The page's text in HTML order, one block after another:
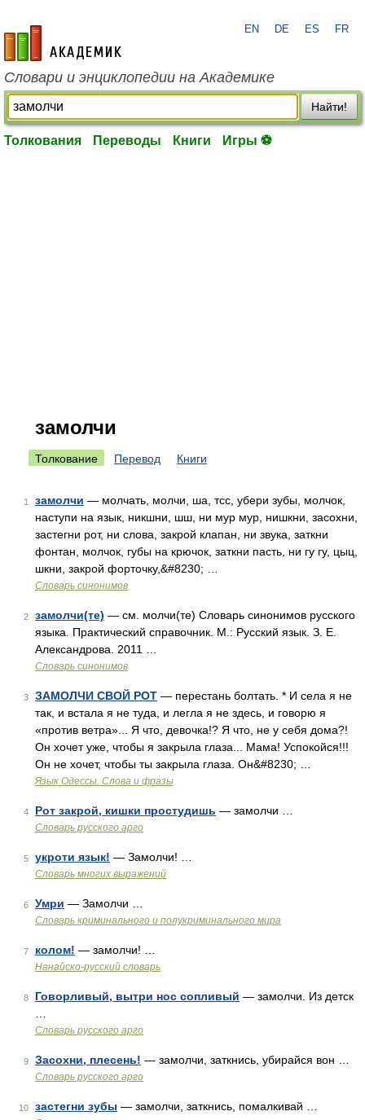
academic.ru
EN DE ES FR
Словари и энциклопедии на Академике
Найти!
Толкования Переводы Книги Игры ⚽
замолчи
Толкование Перевод Книги
1 замолчи — молчать, молчи, ша, тсс, убери зубы, молчок,
наступи на язык, никшни, шш, ни мур мур, нишкни, засохни,
застегни рот, ни слова, закрой клапан, ни звука, заткни
фонтан, молчок, губы на крючок, заткни пасть, ни гу гу, цыц,
шкни, закрой форточку,&#8230; …
Словарь синонимов
2 замолчи(те) — см. молчи(те) Словарь синонимов русского
языка. Практический справочник. М.: Русский язык. З. Е.
Александрова. 2011 …
Словарь синонимов
3 ЗАМОЛЧИ СВОЙ РОТ — перестань болтать. * И села я не
так, и встала я не туда, и легла я не здесь, и говорю я
«против ветра»... Я что, девочка!? Я что, не у себя дома?!
Он хочет уже, чтобы я закрыла глаза... Мама! Успокойся!!!
Он не хочет, чтобы ты закрыла глаза. Он&#8230; …
Язык Одессы. Слова и фразы
4 Рот закрой, кишки простудишь — замолчи …
Словарь русского арго
5 укроти язык! — Замолчи! …
Словарь многих выражений
6 Умри — Замолчи …
Словарь криминального и полукриминального мира
7 колом! — замолчи! …
Нанайско-русский словарь
8 Говорливый, вытри нос сопливый — замолчи. Из детск
Словарь русского арго
9 Засохни, плесень! — замолчи, заткнись, убирайся вон …
Словарь русского арго
10 застегни зубы — замолчи, заткнись, помалкивай …